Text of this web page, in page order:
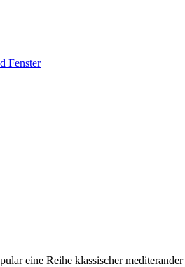
Fenster
eine Reihe klassischer